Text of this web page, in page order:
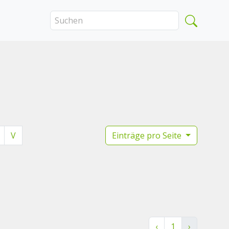
V
Einträge pro Seite
‹ 1 ›